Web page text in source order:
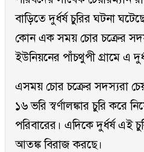
বাড়িতে দুর্ধর্ষ চুরির ঘটনা
কোন এক সময় চোর চক্রের
ইউনিয়নের পাঁচথুপী গ্রামে এ
এসময় চোর চক্রের সদস্যরা
১৬ ভরি স্বর্ণালঙ্কার চুরি করে
পরিবারের। এদিকে দুর্ধর্ষ এই
আতঙ্ক বিরাজ করছে।